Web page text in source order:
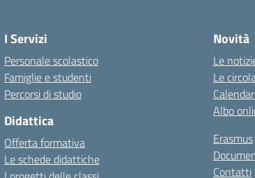
I Servizi
Personale scolastico
Famiglie e studenti
Percorsi di studio
Didattica
Offerta formativa
Le schede didattiche
Novità
Le
Le
Albo
Erasmus
Contatti